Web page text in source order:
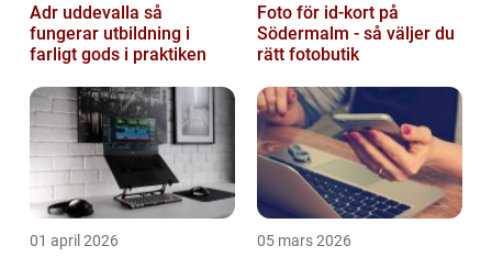
Adr uddevalla så
fungerar utbildning i
farligt gods i praktiken
Foto för id-kort på
Södermalm - så väljer du
rätt fotobutik
01 april 2026 05 mars 2026